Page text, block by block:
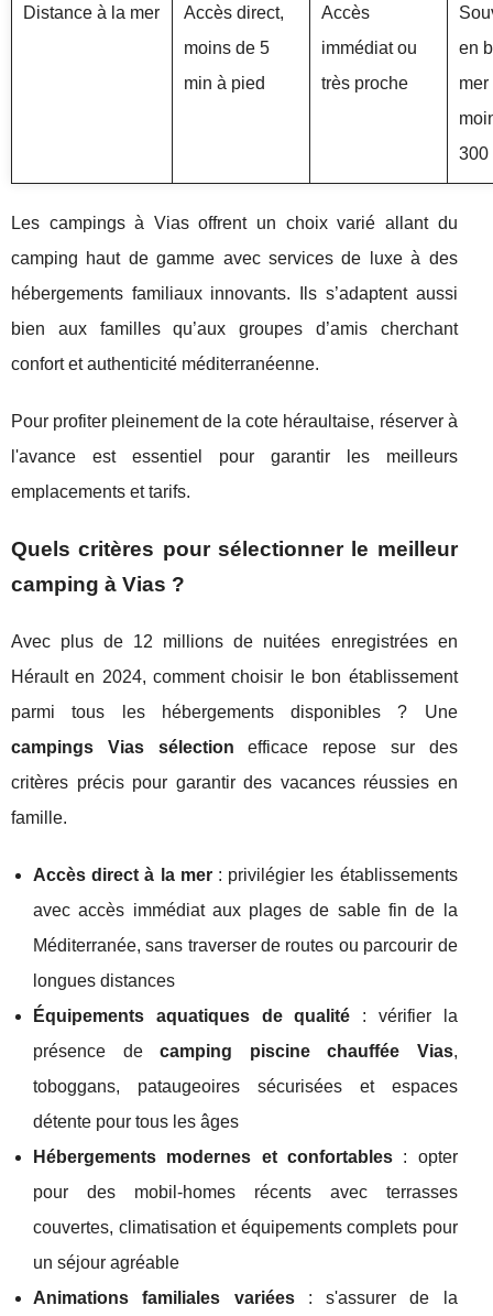
Distance à la mer
Accès direct,
moins de 5
min à pied
Accès
immédiat ou
très proche
en
mer
300
Les campings à Vias offrent un choix varié allant du
camping haut de gamme avec services de luxe à des
hébergements familiaux innovants. Ils s’adaptent aussi
bien aux familles qu’aux groupes d’amis cherchant
confort et authenticité méditerranéenne.
Pour profiter pleinement de la cote héraultaise, réserver à
l'avance est essentiel pour garantir les meilleurs
emplacements et tarifs.
Quels critères pour sélectionner le meilleur
camping à Vias ?
Avec plus de 12 millions de nuitées enregistrées en
Hérault en 2024, comment choisir le bon établissement
parmi tous les hébergements disponibles ? Une
campings Vias sélection efficace repose sur des
critères précis pour garantir des vacances réussies en
famille.
Accès direct à la mer: privilégier les établissements
avec accès immédiat aux plages de sable fin de la
Méditerranée, sans traverser de routes ou parcourir de
longues distances
Équipements aquatiques de qualité : vérifier la
présence decamping piscine chauffée Vias,
toboggans, pataugeoires sécurisées et espaces
détente pour tous les âges
Hébergements modernes et confortables: opter
pour des mobil-homes récents avec terrasses
couvertes, climatisation et équipements complets pour
un séjour agréable
Animations familiales variées: s'assurer de la